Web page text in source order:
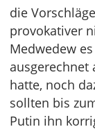
die
provokativer
Medwedew
ausgerechnet
hatte, noch
sollten bis
Putin ihn